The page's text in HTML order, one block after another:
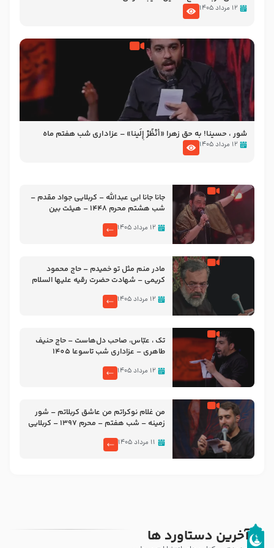
۱۲ مرداد ۱۴۰۵
شور ، حسینا! به‌ حق زهرا «أُنْظُرْ إِلَینا» – عزاداری شب هفتم ماه
محرّم 1405
۱۲ مرداد ۱۴۰۵
جانا جانا ابی عبدالله – کربلایی جواد مقدم –
شب هشتم محرم 1448 – هیئت بین
۱۲ مرداد ۱۴۰۵
مادر منم مثل تو خمیدم – حاج محمود
کریمی – شهادت حضرت رقیه علیها السلام
۱۲ مرداد ۱۴۰۵
تک ، عبّاس، صاحب دل‌هاست – حاج حنیف
طاهری – عزاداری شب تاسوعا 1405
۱۲ مرداد ۱۴۰۵
من غلام نوکراتم من عاشق کربلاتم – شور
زمینه – شب هفتم – محرم 1397 – کربلایی
۱۱ مرداد ۱۴۰۵
آخرین دستاورد ها